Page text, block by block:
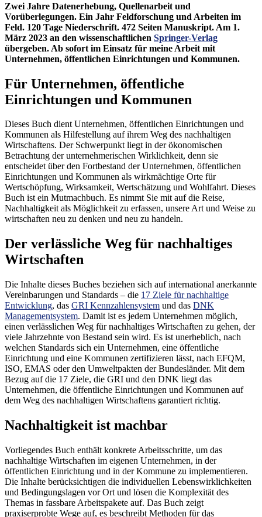
Zwei Jahre Datenerhebung, Quellenarbeit und
Vorüberlegungen. Ein Jahr Feldforschung und Arbeiten im
Feld. 120 Tage Niederschrift. 472 Seiten Manuskript. Am 1.
März 2023 an den wissenschaftlichen Springer-Verlag
übergeben. Ab sofort im Einsatz für meine Arbeit mit
Unternehmen, öffentlichen Einrichtungen und Kommunen.
Für Unternehmen, öffentliche
Einrichtungen und Kommunen
Dieses Buch dient Unternehmen, öffentlichen Einrichtungen und
Kommunen als Hilfestellung auf ihrem Weg des nachhaltigen
Wirtschaftens. Der Schwerpunkt liegt in der ökonomischen
Betrachtung der unternehmerischen Wirklichkeit, denn sie
entscheidet über den Fortbestand der Unternehmen, öffentlichen
Einrichtungen und Kommunen als wirkmächtige Orte für
Wertschöpfung, Wirksamkeit, Wertschätzung und Wohlfahrt. Dieses
Buch ist ein Mutmachbuch. Es nimmt Sie mit auf die Reise,
Nachhaltigkeit als Möglichkeit zu erfassen, unsere Art und Weise zu
wirtschaften neu zu denken und neu zu handeln.
Der verlässliche Weg für nachhaltiges
Wirtschaften
Die Inhalte dieses Buches beziehen sich auf international anerkannte
Vereinbarungen und Standards – die 17 Ziele für nachhaltige
Entwicklung, das GRI Kennzahlensystem und das DNK
Managementsystem. Damit ist es jedem Unternehmen möglich,
einen verlässlichen Weg für nachhaltiges Wirtschaften zu gehen, der
viele Jahrzehnte von Bestand sein wird. Es ist unerheblich, nach
welchen Standards sich ein Unternehmen, eine öffentliche
Einrichtung und eine Kommunen zertifizieren lässt, nach EFQM,
ISO, EMAS oder den Umweltpakten der Bundesländer. Mit dem
Bezug auf die 17 Ziele, die GRI und den DNK liegt das
Unternehmen, die öffentliche Einrichtungen und Kommunen auf
dem Weg des nachhaltigen Wirtschaftens garantiert richtig.
Nachhaltigkeit ist machbar
Vorliegendes Buch enthält konkrete Arbeitsschritte, um das
nachhaltige Wirtschaften im eigenen Unternehmen, in der
öffentlichen Einrichtung und in der Kommune zu implementieren.
Die Inhalte berücksichtigen die individuellen Lebenswirklichkeiten
und Bedingungslagen vor Ort und lösen die Komplexität des
Themas in fassbare Arbeitspakete auf. Das Buch zeigt
praxiserprobte Wege auf, es beschreibt Methoden für das